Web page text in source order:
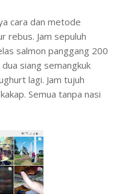
cara dan metode
rebus. Jam sepuluh
salmon panggang 200
siang semangkuk
lagi. Jam tujuh
Semua tanpa nasi